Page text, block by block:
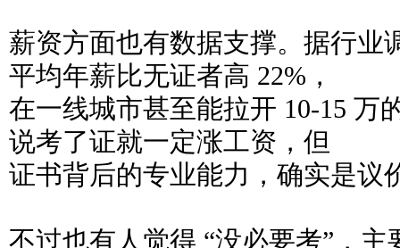
薪资方面也有数据支撑。据行业
平均年薪比无证者高 22%，
在一线城市甚至能拉开 10-15 万
说考了证就一定涨工资，但
证书背后的专业能力，确实是议
不过也有人觉得 “没必要考”，